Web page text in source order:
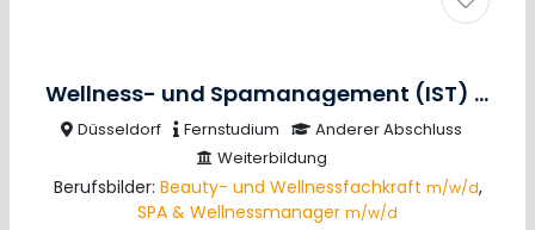
Wellness- und Spamanagement (IST)
m/
Düsseldorf Fernstudium
Anderer Abschluss
Weiterbildung
Berufsbilder: Beauty- und Wellnessfachkraft m/w/d,
SPA & Wellnessmanager m/w/d